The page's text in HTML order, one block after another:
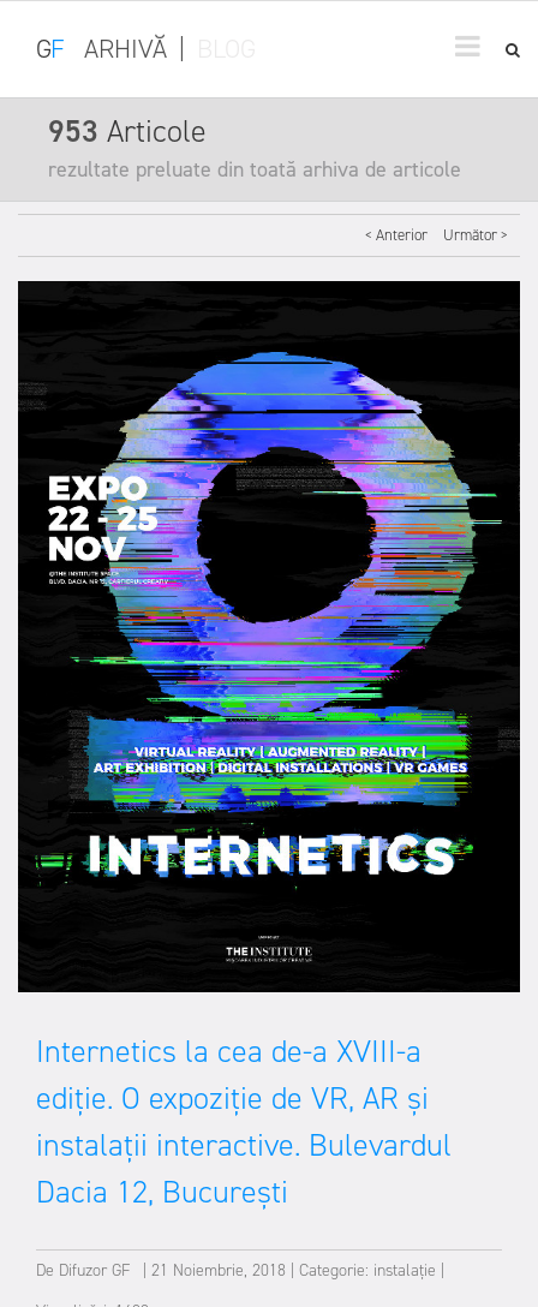
GF ARHIVĂ
953 Articole
rezultate preluate din toată arhiva de articole
< Anterior Următor >
Internetics la cea de-a XVIII-a
ediție. O expoziție de VR, AR și
instalații interactive. Bulevardul
Dacia 12, București
De Difuzor GF | 21 Noiembrie, 2018 | Categorie: instalație |